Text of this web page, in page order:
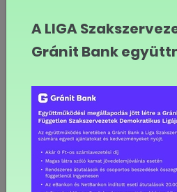
A Deutsche Telekom ITTC
sztrájkoltak a dolgozók
Javaslat az országos
fórumának létrehozására
Visszatérne a szociális
fórum létrehozását javasolják
A LIGA
Gránit Bank